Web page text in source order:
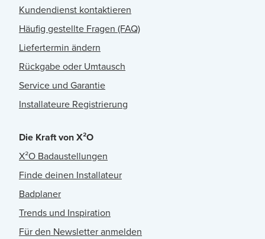
Kundendienst kontaktieren
Häufig gestellte Fragen (FAQ)
Liefertermin ändern
Rückgabe oder Umtausch
Service und Garantie
Installateure Registrierung
Die Kraft von X²O
X²O Badaustellungen
Finde deinen Installateur
Badplaner
Trends und Inspiration
Für den Newsletter anmelden